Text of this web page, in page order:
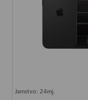
Jamstvo: 24mj.